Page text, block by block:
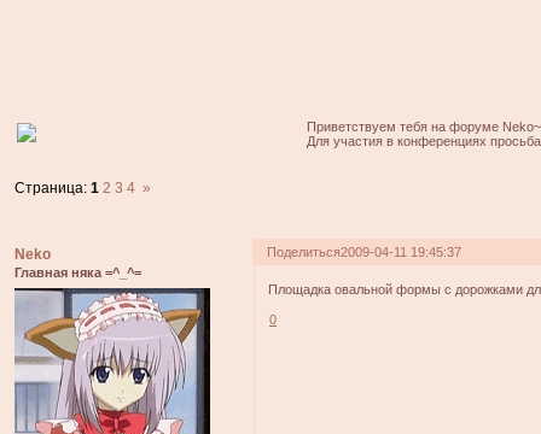
Приветствуем тебя на форуме
Для участия в конференциях
Страница:1 2 3 4 »
Поделиться2009-04-11 19:45:37
Neko
Главная няка =^_^=
Площадка овальной формы с дорожками
0